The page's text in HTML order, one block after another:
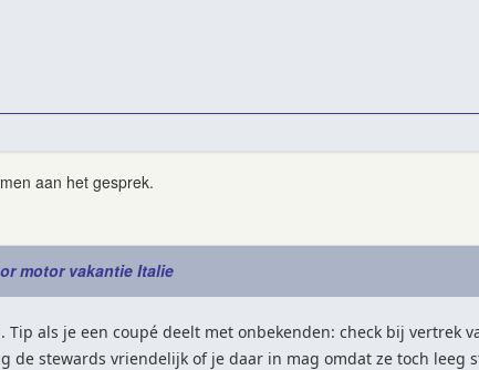
aan het gesprek.
motor vakantie Italie
als je een coupé deelt met onbekenden: check bij vertrek
de stewards vriendelijk of je daar in mag omdat ze toch leeg